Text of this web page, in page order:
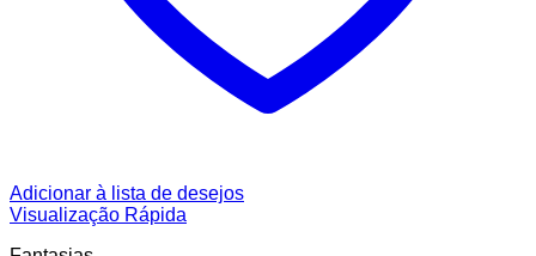
Adicionar à lista de desejos
Visualização Rápida